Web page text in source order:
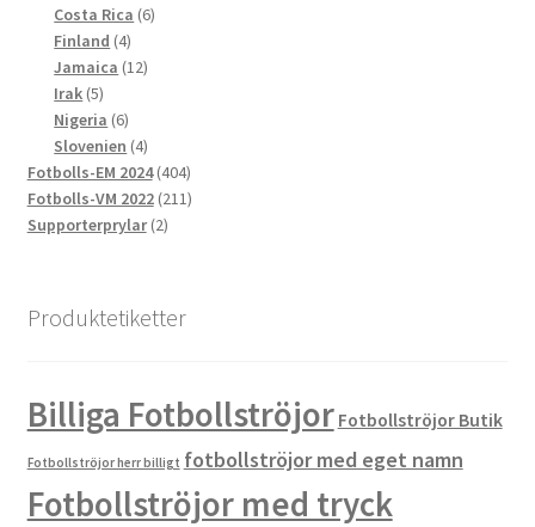
produkter
Costa Rica 66
Finland 44
produkter
Jamaica 1212
Irak 55
produkter
Nigeria 66
produkter
Slovenien 44
produkter
Fotbolls-EM 2024 404404
produkter
Fotbolls-VM 2022 211211
Supporterprylar 22
Produktetiketter
Billiga Fotbollströjor Fotbollströjor Butik
Fotbollströjor herr billigt fotbollströjor med eget namn
Fotbollströjor med tryck